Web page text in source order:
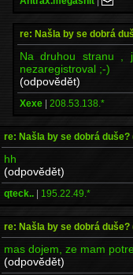
re: Našla by se dobrá
Na druhou stranu ,
nezaregistroval ;-)
(odpovědět)
Xexe | 208.53.138.*
re: Našla by se dobrá
hh
(odpovědět)
qteck.. | 195.22.49.*
re: Našla by se dobrá
mas dojem, ze mam
(odpovědět)